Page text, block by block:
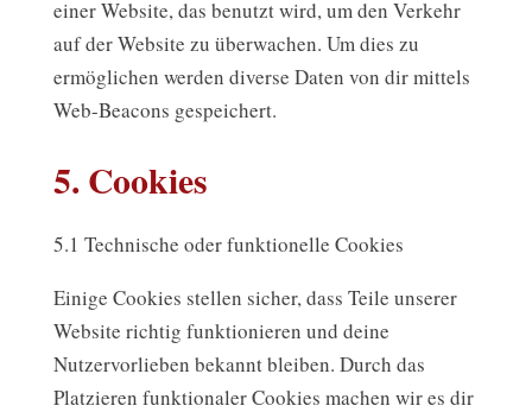
einer Website, das benutzt wird, um den Verkehr
auf der Website zu überwachen. Um dies zu
ermöglichen werden diverse Daten von dir mittels
Web-Beacons gespeichert.
5. Cookies
5.1 Technische oder funktionelle Cookies
Einige Cookies stellen sicher, dass Teile unserer
Website richtig funktionieren und deine
Nutzervorlieben bekannt bleiben. Durch das
Platzieren funktionaler Cookies machen wir es dir